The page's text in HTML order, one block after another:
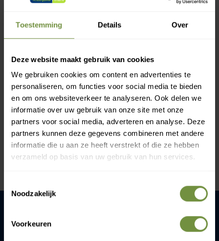
Toestemming Details Over
Deze website maakt gebruik van cookies
We gebruiken cookies om content en advertenties te
personaliseren, om functies voor social media te bieden
en om ons websiteverkeer te analyseren. Ook delen we
informatie over uw gebruik van onze site met onze
partners voor social media, adverteren en analyse. Deze
partners kunnen deze gegevens combineren met andere
informatie die u aan ze heeft verstrekt of die ze hebben
verzameld op basis van uw gebruik van hun services.
Noodzakelijk
Voorkeuren
+31 (0)20 760 47 20
info@thuiszorgwinkelonline.nl
Bekijk winkels
ThuiszorgWinkelOnline.nl